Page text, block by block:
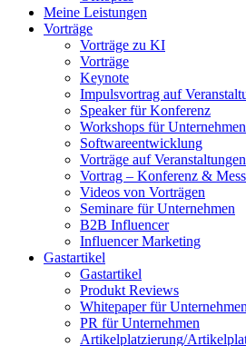
Meine Leistungen
Vorträge
Vorträge zu KI
Vorträge
Keynote
Impulsvortrag auf
Speaker für Konferenz
Workshops für Unternehmen
Softwareentwicklung
Vorträge auf Veranstaltungen
Vortrag – Konferenz &
Videos von Vorträgen
Seminare für Unternehmen
B2B Influencer
Influencer Marketing
Gastartikel
Gastartikel
Produkt Reviews
Whitepaper für Unternehmen
PR für Unternehmen
Artikelplatzierung/